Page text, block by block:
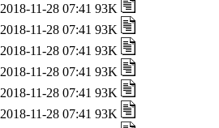
2018-11-28 07:41 93K
2018-11-28 07:41 93K
2018-11-28 07:41 93K
2018-11-28 07:41 93K
2018-11-28 07:41 93K
2018-11-28 07:41 93K